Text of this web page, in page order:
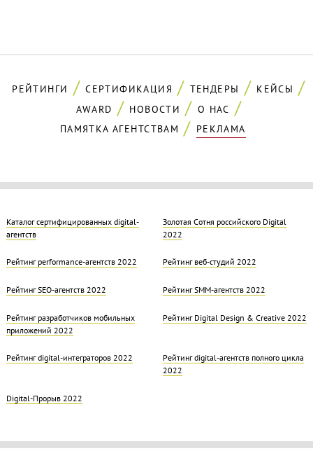
РЕЙТИНГИ СЕРТИФИКАЦИЯ ТЕНДЕРЫ
КЕЙСЫ
AWARD
НОВОСТИ
О НАС
ПАМЯТКА АГЕНТСТВАМ
РЕКЛАМА
Каталог сертифицированных digital-
агентств
Золотая Cотня российского Digital
2022
Рейтинг performance-агентств 2022 Рейтинг веб-студий 2022
Рейтинг SEO-агентств 2022 Рейтинг SMM-агентств 2022
Рейтинг разработчиков мобильных
приложений 2022
Рейтинг Digital Design & Creative 2022
Рейтинг digital-интеграторов 2022
Рейтинг digital-агентств полного цикла
2022
Digital-Прорыв 2022